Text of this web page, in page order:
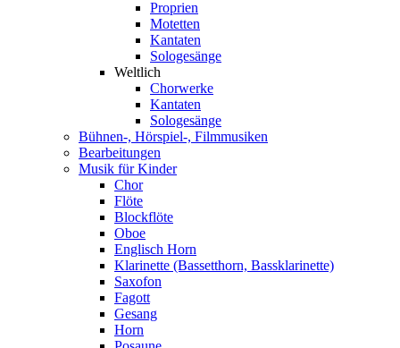
Proprien
Motetten
Kantaten
Sologesänge
Weltlich
Chorwerke
Kantaten
Sologesänge
Bühnen-, Hörspiel-, Filmmusiken
Bearbeitungen
Musik für Kinder
Chor
Flöte
Blockflöte
Oboe
Englisch Horn
Klarinette (Bassetthorn, Bassklarinette)
Saxofon
Fagott
Gesang
Horn